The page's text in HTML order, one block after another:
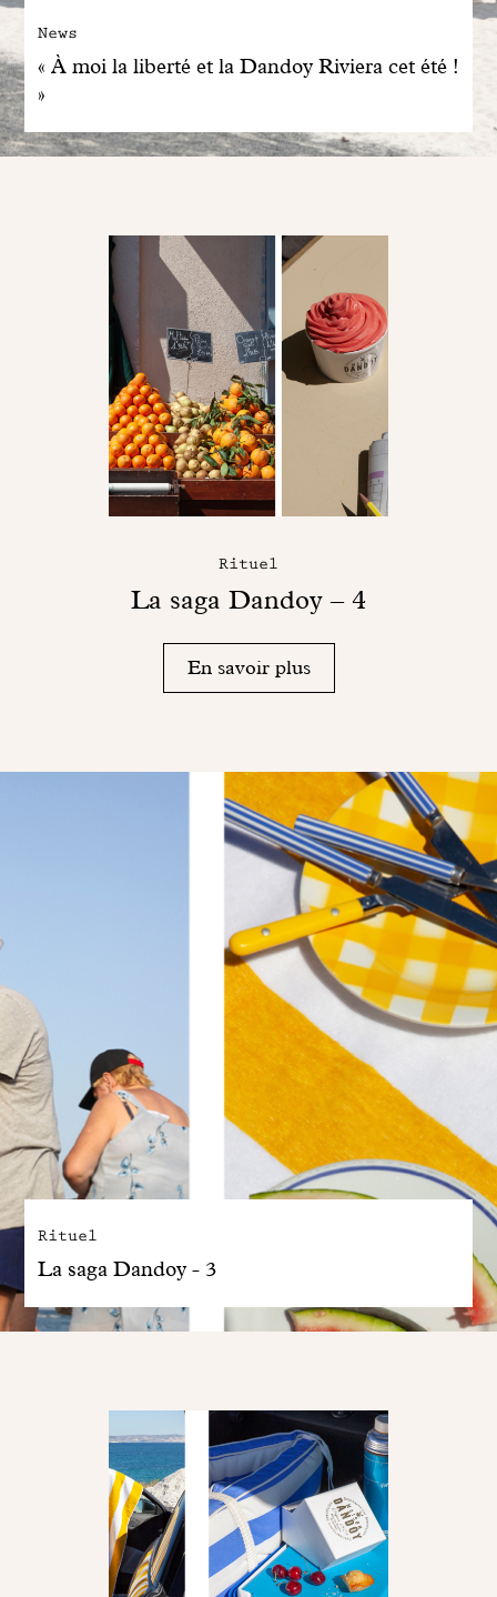
News
« À moi la liberté et la Dandoy Riviera cet été !
»
Rituel
La saga Dandoy – 4
En savoir plus
Rituel
La saga Dandoy - 3